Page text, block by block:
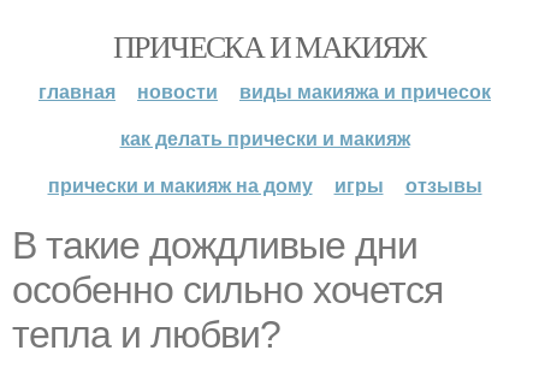
ПРИЧЕСКА И МАКИЯЖ
главная новости
виды макияжа и причесок
как делать прически и макияж
прически и макияж на дому
игры отзывы
В такие дождливые дни
особенно сильно хочется
тепла и любви?